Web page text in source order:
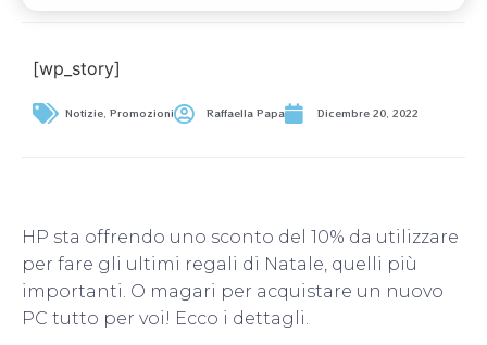
[wp_story]
Notizie, Promozioni Raffaella Papa Dicembre 20, 2022
HP sta offrendo uno sconto del 10% da utilizzare
per fare gli ultimi regali di Natale, quelli più
importanti. O magari per acquistare un nuovo
PC tutto per voi! Ecco i dettagli.